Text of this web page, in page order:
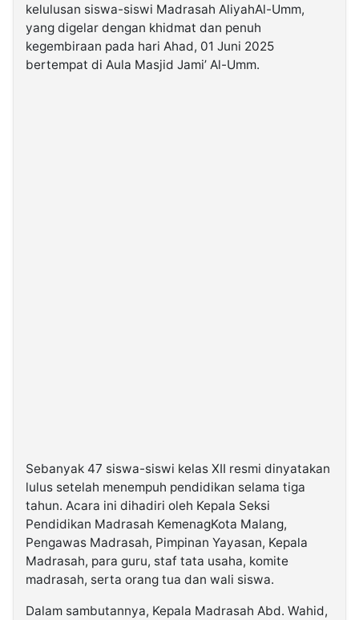
Kabarbaru.co
kelulusan siswa-siswi Madrasah AliyahAl-Umm,
yang digelar dengan khidmat dan penuh
kegembiraan pada hari Ahad, 01 Juni 2025
bertempat di Aula Masjid Jami’ Al-Umm.
Sebanyak 47 siswa-siswi kelas XII resmi dinyatakan
lulus setelah menempuh pendidikan selama tiga
tahun. Acara ini dihadiri oleh Kepala Seksi
Pendidikan Madrasah KemenagKota Malang,
Pengawas Madrasah, Pimpinan Yayasan, Kepala
Madrasah, para guru, staf tata usaha, komite
madrasah, serta orang tua dan wali siswa.
Dalam sambutannya, Kepala Madrasah Abd. Wahid,